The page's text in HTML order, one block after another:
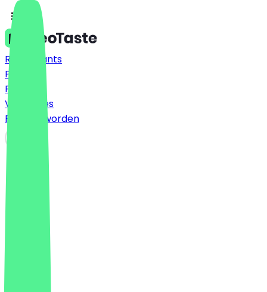
Restaurants
Prijzen
FAQ
Vacatures
Partner worden